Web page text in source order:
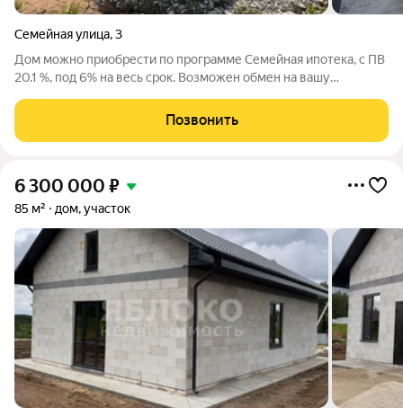
Семейная улица,3
Дом можно приобрести по программе Семейная ипотека, с ПВ
20.1 %, под 6% на весь срок. Возможен обмен на вашу
Можем построить дом на вашем или нашем участке Продается
одноэтажный дом, по адресу, пос.
Позвонить
6 300 000 ₽
85 м² дом, участок